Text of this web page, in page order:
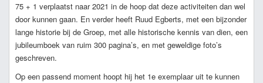
75 + 1 verplaatst naar 2021 in de hoop dat deze activiteiten dan wel
door kunnen gaan. En verder heeft Ruud Egberts, met een bijzonder
lange historie bij de Groep, met alle historische kennis van dien, een
jubileumboek van ruim 300 pagina’s, en met geweldige foto’s
geschreven.
Op een passend moment hoopt hij het 1e exemplaar uit te kunnen